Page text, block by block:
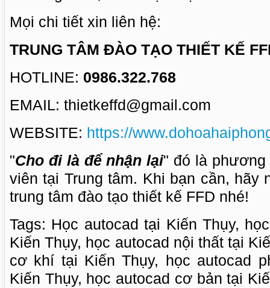
Mọi chi tiết xin liên hệ:
TRUNG TÂM ĐÀO TẠO THIẾT KẾ
HOTLINE: 0986.322.768
EMAIL: thietkeffd@gmail.com
WEBSITE: https://
"Cho đi là để nhận lại" đó là phương
viên tại Trung tâm. Khi bạn cần, hãy
trung tâm đào tạo thiết kế FFD nhé!
Tags: Học autocad tại Kiến Thụy,
Kiến Thụy, học autocad nội thất tại
cơ khí tại Kiến Thụy, học autocad
Kiến Thụy, học autocad cơ bản tại